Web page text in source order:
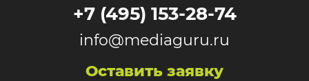
+7 (495) 153-28-74
info@mediaguru.ru
Оставить заявку